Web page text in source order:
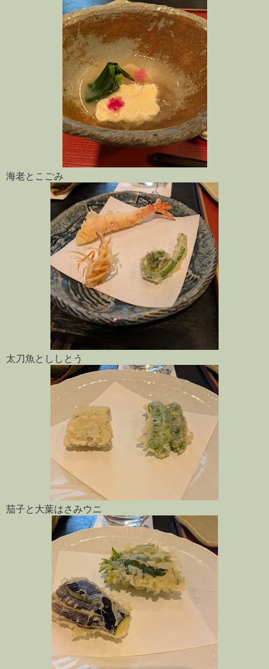
海老とこごみ
太刀魚とししとう
茄子と大葉はさみウニ